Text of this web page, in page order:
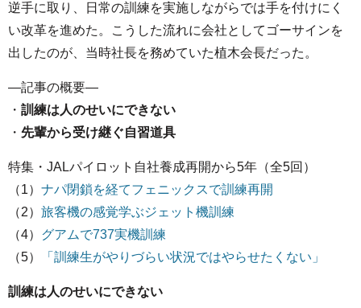
逆手に取り、日常の訓練を実施しながらでは手を付けにく
い改革を進めた。こうした流れに会社としてゴーサインを
出したのが、当時社長を務めていた植木会長だった。
—記事の概要—
・ 訓練は人のせいにできない
・ 先輩から受け継ぐ自習道具
特集・JALパイロット自社養成再開から5年（全5回）
（1） ナパ閉鎖を経てフェニックスで訓練再開
（2） 旅客機の感覚学ぶジェット機訓練
（4） グアムで737実機訓練
（5）
「訓練生がやりづらい状況ではやらせたくない」
訓練は人のせいにできない